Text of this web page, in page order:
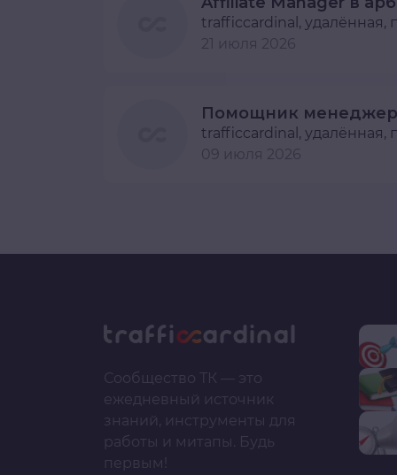
trafficcardinal , удалённая,
21 июля 2026
trafficcardinal , удалённая,
09 июля 2026
Сообщество ТК — это
ежедневный источник
знаний, инструменты для
работы и митапы. Будь
первым!